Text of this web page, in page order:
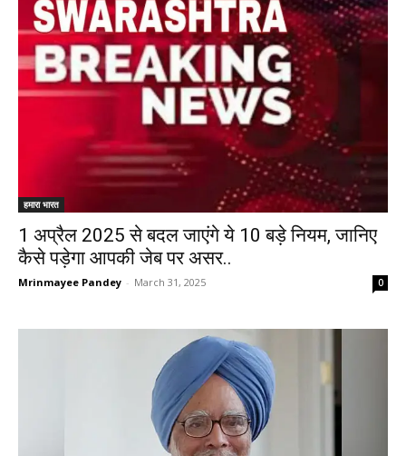
हमारा भारत
1 अप्रैल 2025 से बदल जाएंगे ये 10 बड़े नियम, जानिए
कैसे पड़ेगा आपकी जेब पर असर..
Mrinmayee Pandey - March 31, 2025 0